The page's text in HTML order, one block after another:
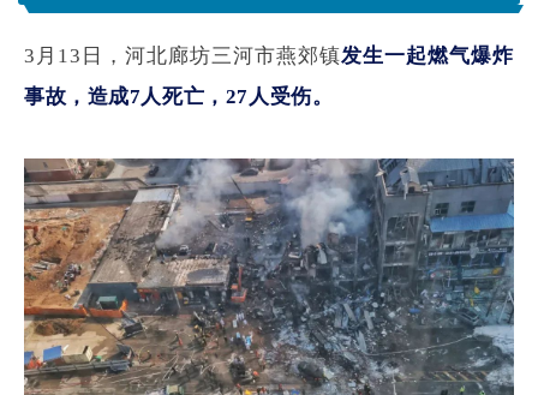
3月13日， 河北廊坊三河市燕郊镇发生一起燃气爆炸
事故， 造成7人死亡，27人受伤。